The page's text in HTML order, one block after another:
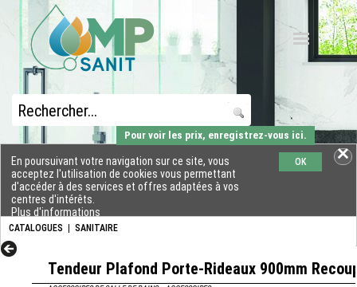
CATALOGUES SANITAIRE
En poursuivant votre navigation sur ce site, vous
acceptez l'utilisation de cookies vous permettant
d'accéder à des services et offres adaptées à vos
centres d'intérêts.
Plus d'informations
OK
Pour voir les prix, enregistrez-vous ici.